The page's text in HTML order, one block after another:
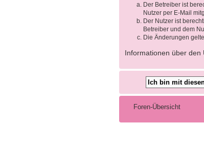
Der Betreiber ist
Nutzer per E-Mail
Der Nutzer ist
Betreiber und dem
Die Änderungen
Informationen über den
Foren-Übersicht